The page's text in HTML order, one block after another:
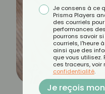
Je consens à ce
Prisma Players
des courriels
performances
pourrons savoir
courriels, l'heure
ainsi que des
que vous utilisez.
ces traceurs, voir
confidentialité.
Je reçois